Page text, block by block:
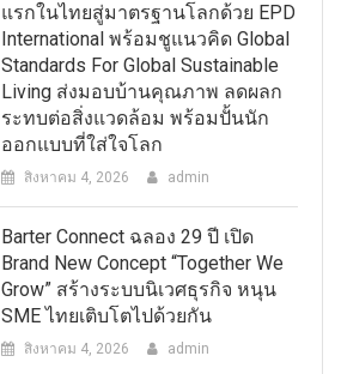
แรกในไทยสู่มาตรฐานโลกด้วย EPD
International พร้อมชูแนวคิด Global
Standards For Global Sustainable
Living ส่งมอบบ้านคุณภาพ ลดผลก
ระทบต่อสิ่งแวดล้อม พร้อมปั้นนัก
ออกแบบที่ใส่ใจโลก
สิงหาคม 4, 2026 admin
Barter Connect ฉลอง 29 ปี เปิด
Brand New Concept “Together We
Grow” สร้างระบบนิเวศธุรกิจ หนุน
SME ไทยเติบโตไปด้วยกัน
สิงหาคม 4, 2026 admin